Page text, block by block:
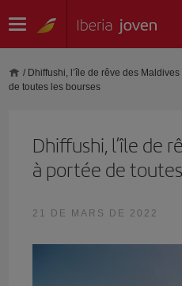
/ Dhiffushi, l’île de rêve des Maldives
de toutes les bourses
Dhiffushi, l’île de
à portée de
21 DE MARS DE 2022